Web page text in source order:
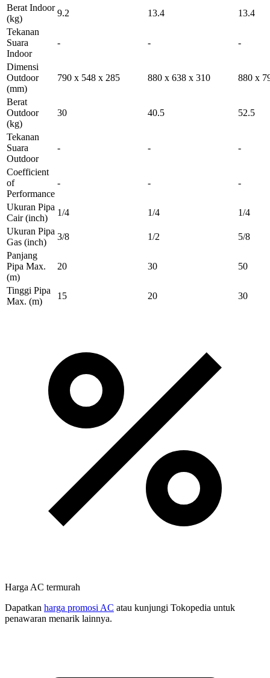
Berat Indoor
(kg)
9.2 13.4
13.4
Tekanan
Suara
Indoor
- - -
Dimensi
Outdoor
(mm)
790 x 548 x 285 880 x 638 x 310 880 x
Berat
Outdoor
(kg)
30 40.5 52.5
Tekanan
Suara
Outdoor
- - -
Coefficient
of
Performance
- - -
Ukuran Pipa
Cair(inch)
1/4 1/4
1/4
Ukuran Pipa
Gas (inch)
3/8 1/2
5/8
Panjang
Pipa Max.
(m)
20 30 50
Tinggi Pipa
Max. (m)
15 20 30
Harga AC termurah
Dapatkan harga promosi AC atau kunjungi Tokopedia untuk
penawaran menarik lainnya.